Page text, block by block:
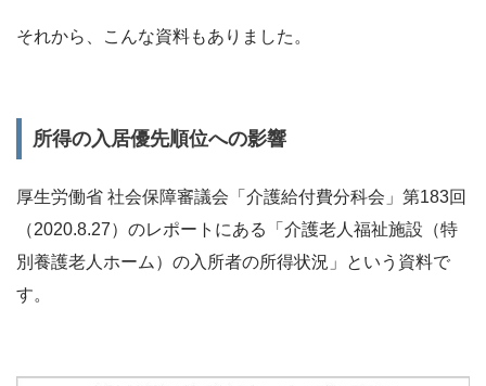
それから、こんな資料もありました。
所得の入居優先順位への影響
厚生労働省 社会保障審議会「介護給付費分科会」第183回
（2020.8.27）のレポートにある「介護老人福祉施設（特
別養護老人ホーム）の入所者の所得状況」という資料で
す。